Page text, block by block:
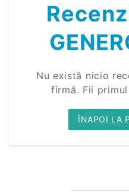
Nu există nicio
firmă. Fii
ÎNAPOI LA